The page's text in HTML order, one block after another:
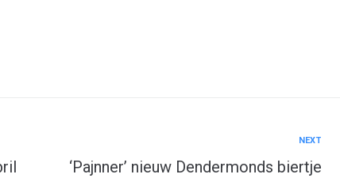
NEXT
‘Pajnner’ nieuw Dendermonds biertje